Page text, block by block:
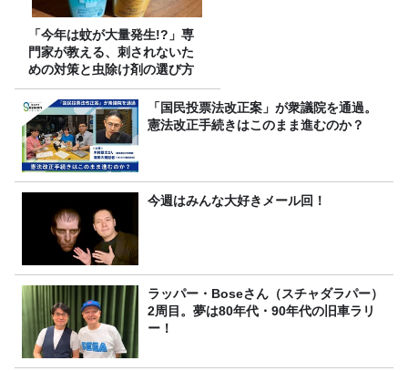
「今年は蚊が大量発生!?」専
門家が教える、刺されないた
めの対策と虫除け剤の選び方
「国民投票法改正案」が衆議院を通過。
憲法改正手続きはこのまま進むのか？
今週はみんな大好きメール回！
ラッパー・Boseさん（スチャダラパー）
2周目。夢は80年代・90年代の旧車ラリ
ー！